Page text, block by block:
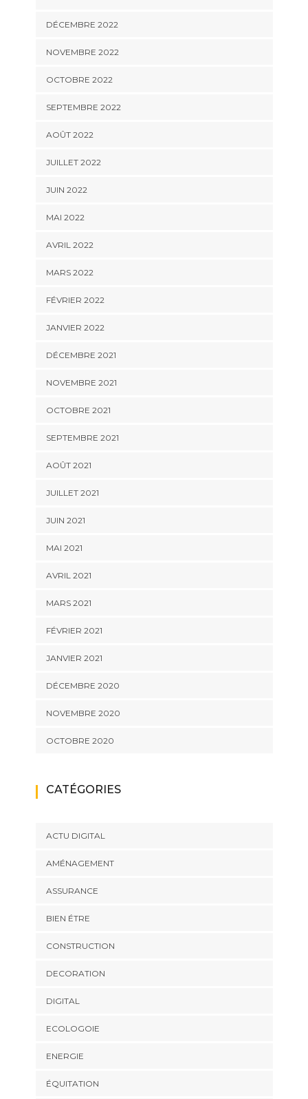
DÉCEMBRE 2022
NOVEMBRE 2022
OCTOBRE 2022
SEPTEMBRE 2022
AOÛT 2022
JUILLET 2022
JUIN 2022
MAI 2022
AVRIL 2022
MARS 2022
FÉVRIER 2022
JANVIER 2022
DÉCEMBRE 2021
NOVEMBRE 2021
OCTOBRE 2021
SEPTEMBRE 2021
AOÛT 2021
JUILLET 2021
JUIN 2021
MAI 2021
AVRIL 2021
MARS 2021
FÉVRIER 2021
JANVIER 2021
DÉCEMBRE 2020
NOVEMBRE 2020
OCTOBRE 2020
CATÉGORIES
ACTU DIGITAL
AMÉNAGEMENT
ASSURANCE
BIEN ÉTRE
CONSTRUCTION
DECORATION
DIGITAL
ECOLOGOIE
ENERGIE
ÉQUITATION